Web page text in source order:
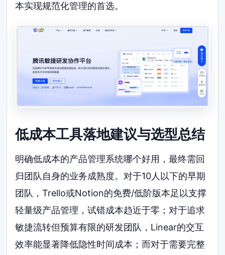
本实现规范化管理的首选。
低成本工具落地建议与选型总结
明确低成本的产品管理系统哪个好用，最终需回
归团队自身的业务成熟度。对于10人以下的早期
团队，Trello或Notion的免费/低阶版本足以支撑
轻量级产品管理，试错成本趋近于零；对于追求
敏捷流转但预算有限的研发团队，Linear的交互
效率能显著降低隐性时间成本；而对于需要完整